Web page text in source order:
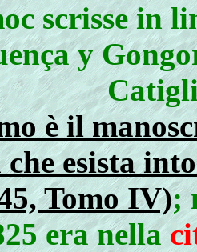
scrisse in
y
è il
che esista
Tomo IV);
era nella